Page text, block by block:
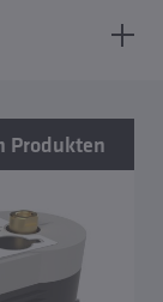
Produkten